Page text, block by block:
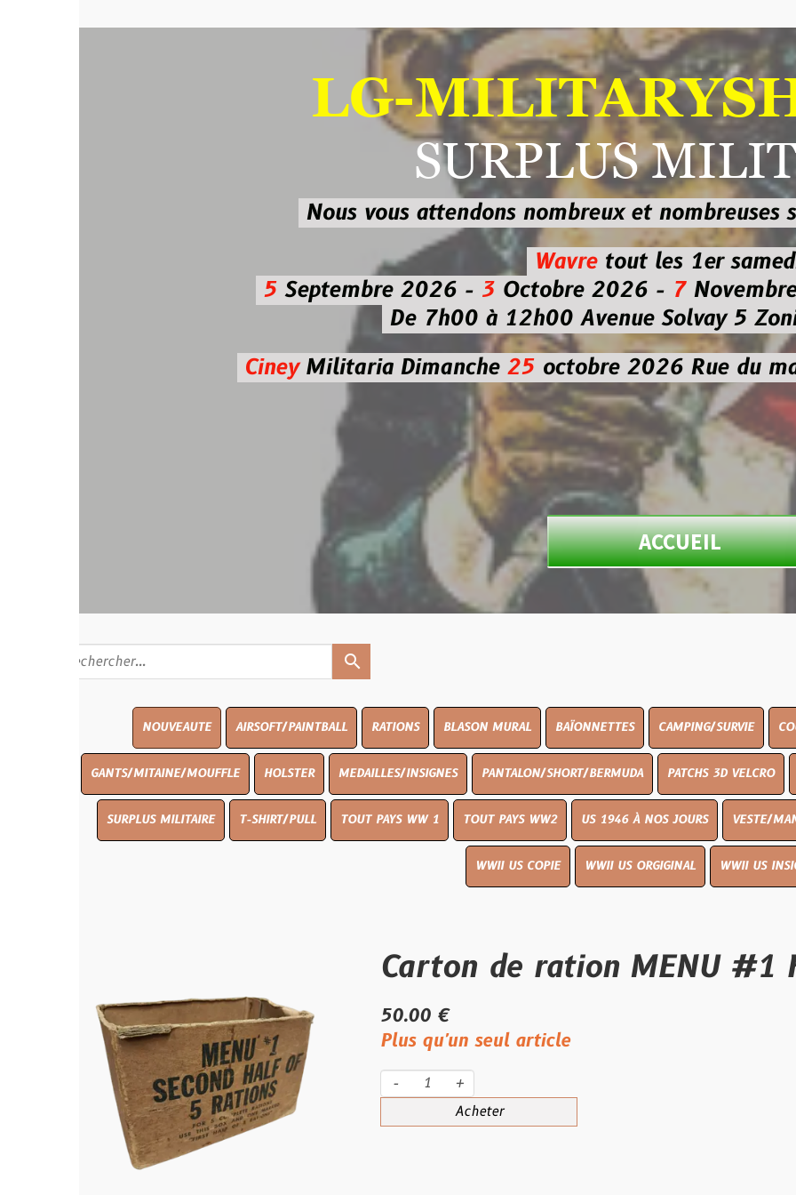
LG-
SURPLUS
Nous vous attendons nombreux et nombreusessur les
Wavre
tout les 1er samedi
Septembre 2026 -3Octobre 2026 - 7Novembre 2026
De 7h00 à 12h00 Avenue Solvay 5 Zoning
MilitariaDimanche25octobre 2026Rue du marché
ACCUEIL
AIRSOFT/PAINTBALL RATIONS BLASON MURAL BAÏONNETTES CAMPING/SURVIE COUTELLERIE
GANTS/MITAINE/MOUFFLE HOLSTER MEDAILLES/INSIGNES PANTALON/SHORT/BERMUDA PATCHS 3D VELCRO PEINTURE
SURPLUS MILITAIRE T-SHIRT/PULL TOUT PAYS WW 1 TOUT PAYS WW2 US 1946 À NOS JOURS VESTE/MANTEAU
WWII US COPIE WWII US ORGIGINAL WWII US INSIGNES
Carton de ration MENU #1
50.00 €
Plus qu'un seul article